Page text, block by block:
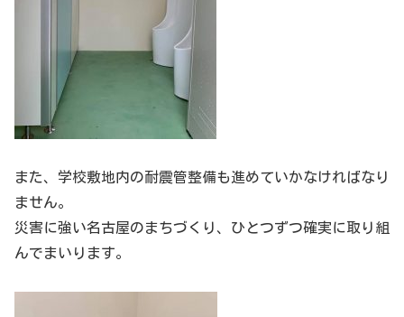
また、学校敷地内の耐震管整備も進めていかなければなり
ません。
災害に強い名古屋のまちづくり、ひとつずつ確実に取り組
んでまいります。